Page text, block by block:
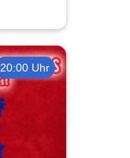
20:00 Uhr